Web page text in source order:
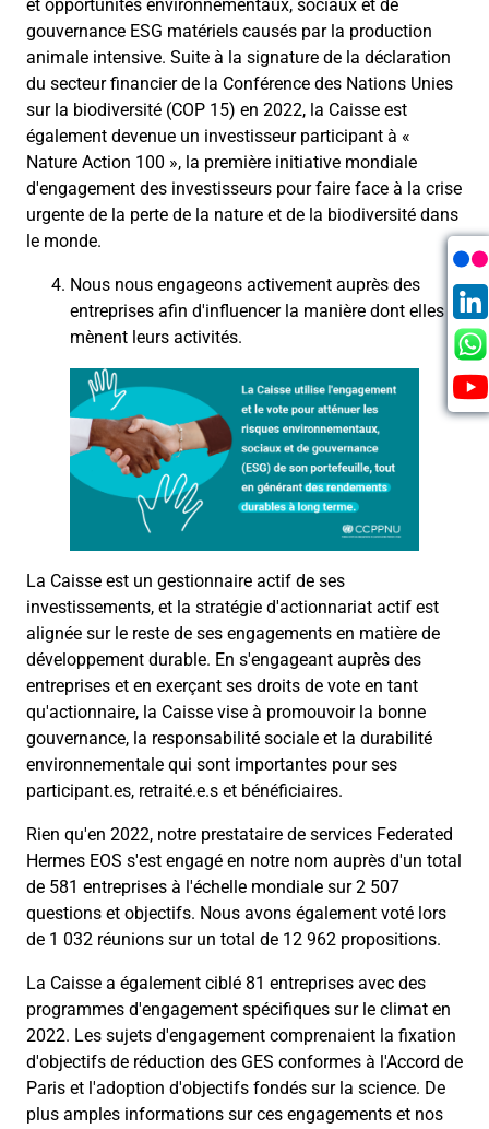
et opportunités environnementaux, sociaux et de
gouvernance ESG matériels causés par la production
animale intensive. Suite à la signature de la déclaration
du secteur financier de la Conférence des Nations Unies
sur la biodiversité (COP 15) en 2022, la Caisse est
également devenue un investisseur participant à «
Nature Action 100 », la première initiative mondiale
d'engagement des investisseurs pour faire face à la crise
urgente de la perte de la nature et de la biodiversité dans
le monde.
Nous nous engageons activement auprès des
entreprises afin d'influencer la manière dont elles
mènent leurs activités.
La Caisse est un gestionnaire actif de ses
investissements, et la stratégie d'actionnariat actif est
alignée sur le reste de ses engagements en matière de
développement durable. En s'engageant auprès des
entreprises et en exerçant ses droits de vote en tant
qu'actionnaire, la Caisse vise à promouvoir la bonne
gouvernance, la responsabilité sociale et la durabilité
environnementale qui sont importantes pour ses
participant.es, retraité.e.s et bénéficiaires.
Rien qu'en 2022, notre prestataire de services Federated
Hermes EOS s'est engagé en notre nom auprès d'un total
de 581 entreprises à l'échelle mondiale sur 2 507
questions et objectifs. Nous avons également voté lors
de 1 032 réunions sur un total de 12 962 propositions.
La Caisse a également ciblé 81 entreprises avec des
programmes d'engagement spécifiques sur le climat en
2022. Les sujets d'engagement comprenaient la fixation
d'objectifs de réduction des GES conformes à l'Accord de
Paris et l'adoption d'objectifs fondés sur la science. De
plus amples informations sur ces engagements et nos